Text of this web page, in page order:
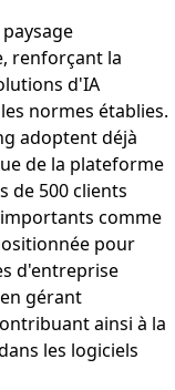
renforçant la
d'IA
normes établies.
adoptent déjà
de la plateforme
de 500 clients
comme
pour
d'entreprise
gérant
ainsi à la
les logiciels